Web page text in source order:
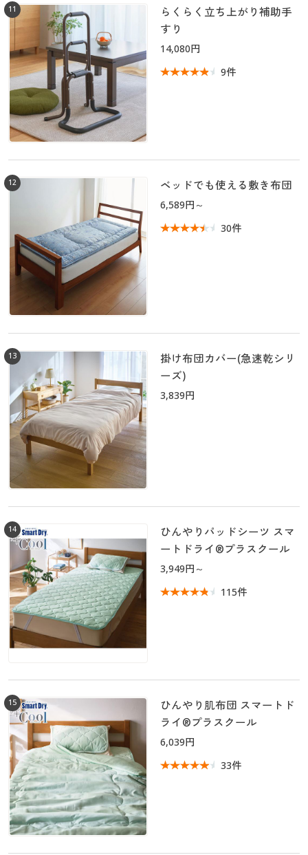
11
らくらく立ち上がり補助手
すり
14,080円
9件
12 ベッドでも使える敷き布団
6,589円～
30件
13
掛け布団カバー(急速乾シリ
ーズ)
3,839円
14
ひんやりパッドシーツ スマ
ートドライ®プラスクール
3,949円～
115件
15
ひんやり肌布団 スマートド
ライ®プラスクール
6,039円
33件